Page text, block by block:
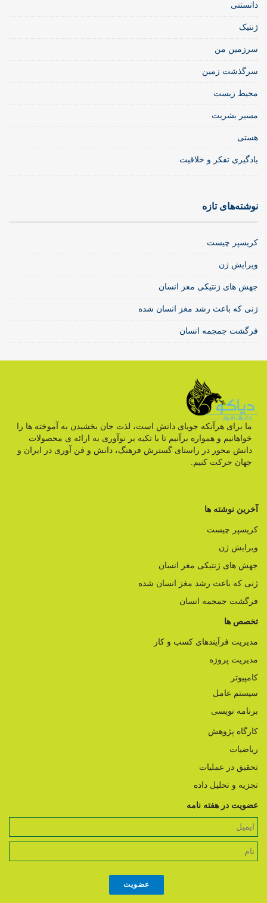
دانستنی
ژنتیک
سرزمین من
سرگذشت زمین
محیط زیست
مسیر بشریت
هستی
یادگیری تفکر و خلاقیت
نوشته‌های تازه
کریسپر چیست
ویرایش ژن
جهش های ژنتیکی مغز انسان
ژنی که باعث رشد مغز انسان شده
فرگشت جمجمه انسان
ما برای هرآنکه جویای دانش است، لذت جان بخشیدن به آموخته ها را
خواهانیم و همواره برآنیم تا با تکیه بر نوآوری به ارائه ی محصولات
دانش محور در راستای گسترش فرهنگ، دانش و فن آوری در ایران و
جهان حرکت کنیم.
آخرین نوشته ها
کریسپر چیست
ویرایش ژن
جهش های ژنتیکی مغز انسان
ژنی که باعث رشد مغز انسان شده
فرگشت جمجمه انسان
تخصص ها
مدیریت فرآیندهای کسب و کار
مدیریت پروژه
کامپیوتر
سیستم عامل
برنامه نویسی
کارگاه پژوهش
ریاضیات
تحقیق در عملیات
تجزیه و تحلیل داده
عضویت در هفته نامه